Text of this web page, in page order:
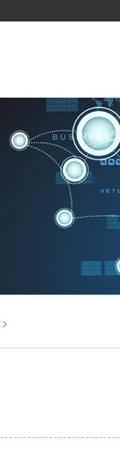
>